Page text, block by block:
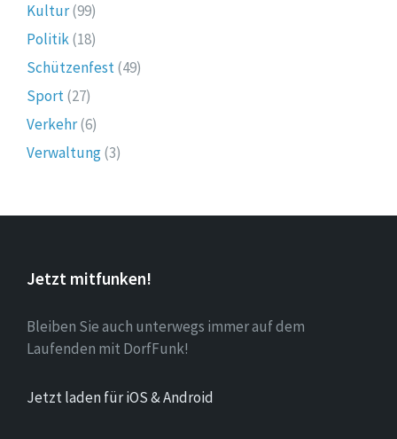
Kultur(99)
Politik(18)
Schützenfest(49)
Sport(27)
Verkehr(6)
Verwaltung(3)
Jetzt mitfunken!
Bleiben Sie auch unterwegs immer auf dem
Laufenden mit DorfFunk!
Jetzt laden für iOS & Android